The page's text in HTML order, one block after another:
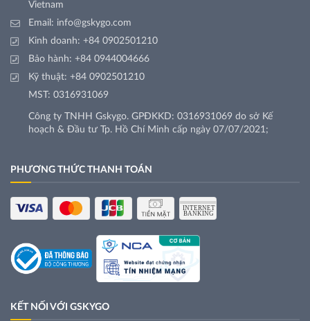
Vietnam
Email: info@gskygo.com
Kinh doanh: +84 0902501210
Bảo hành: +84 0944004666
Kỹ thuật: +84 0902501210
MST: 0316931069
Công ty TNHH Gskygo. GPĐKKD: 0316931069 do sở Kế
hoạch & Đầu tư Tp. Hồ Chí Minh cấp ngày 07/07/2021;
PHƯƠNG THỨC THANH TOÁN
KẾT NỐI VỚI GSKYGO